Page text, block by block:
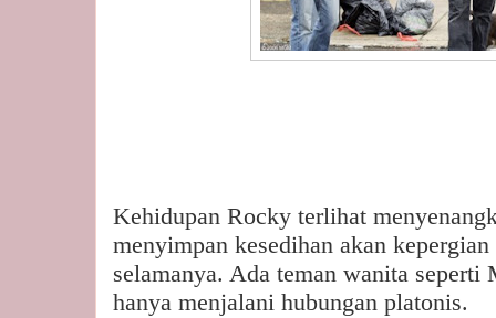
Kehidupan Rocky terlihat
menyimpan kesedihan akan
selamanya. Ada teman wanita seperti
hanya menjalani hubungan platonis.